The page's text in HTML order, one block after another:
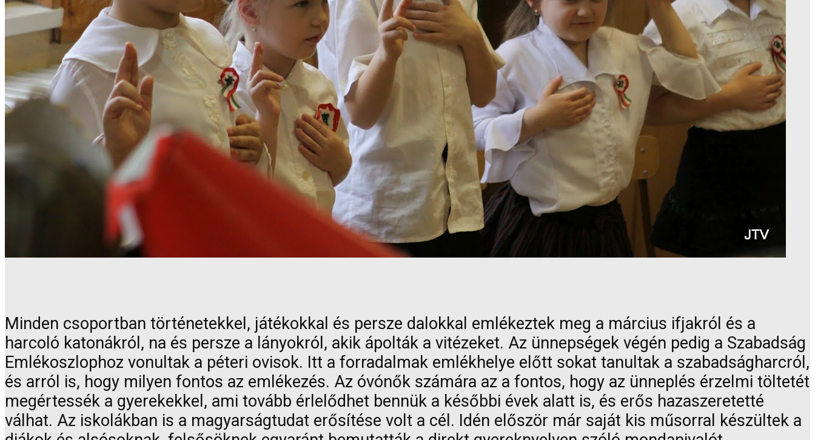
Minden csoportban történetekkel, játékokkal és persze dalokkal emlékeztek meg a március ifjakról és a
harcoló katonákról, na és persze a lányokról, akik ápolták a vitézeket. Az ünnepségek végén pedig a Szabadság
Emlékoszlophoz vonultak a péteri ovisok. Itt a forradalmak emlékhelye előtt sokat tanultak a szabadságharcról,
és arról is, hogy milyen fontos az emlékezés. Az óvónők számára az a fontos, hogy az ünneplés érzelmi töltetét
megértessék a gyerekekkel, ami tovább érlelődhet bennük a későbbi évek alatt is, és erős hazaszeretetté
válhat. Az iskolákban is a magyarságtudat erősítése volt a cél. Idén először már saját kis műsorral készültek a